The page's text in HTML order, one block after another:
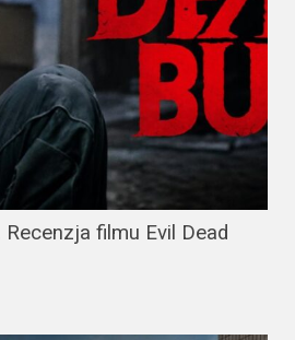
Recenzja filmu Evil Dead